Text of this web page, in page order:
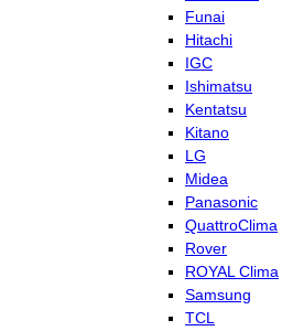
Funai
Hitachi
IGC
Ishimatsu
Kentatsu
Kitano
LG
Midea
Panasonic
QuattroClima
Rover
ROYAL Clima
Samsung
TCL